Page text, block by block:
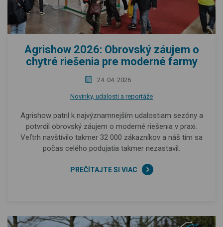
Agrishow 2026: Obrovský záujem o
chytré riešenia pre moderné farmy
24. 04. 2026
Novinky, udalosti a reportáže
Agrishow patril k najvýznamnejším udalostiam sezóny a
potvrdil obrovský záujem o moderné riešenia v praxi.
Veľtrh navštívilo takmer 32 000 zákazníkov a náš tím sa
počas celého podujatia takmer nezastavil.
PREČÍTAJTE SI VIAC